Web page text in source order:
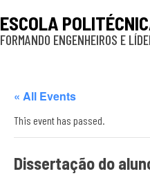
ESCOLA
FORMANDO ENGENHEIROS E
« All Events
This event has passed.
Dissertação do